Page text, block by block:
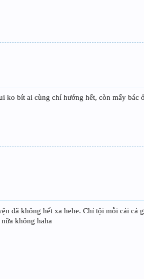
ko bít ai cùng chí hướng hết, còn mấy
đã không hết xa hehe. Chỉ tội mỗi cái
không haha